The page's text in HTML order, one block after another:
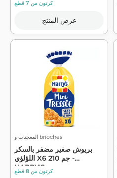
كرتون من 7 قطع
عرض المنتج
المعجنات و brioches
بريوش صغير مضفر بالسكر
اللؤلؤي X6 210 جم -
HARRY'S
كرتون من 8 قطع